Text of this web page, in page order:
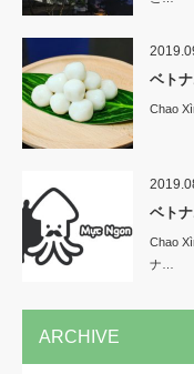
ベト
Chao
ベト
Chao
ナ…
ARCHIVE